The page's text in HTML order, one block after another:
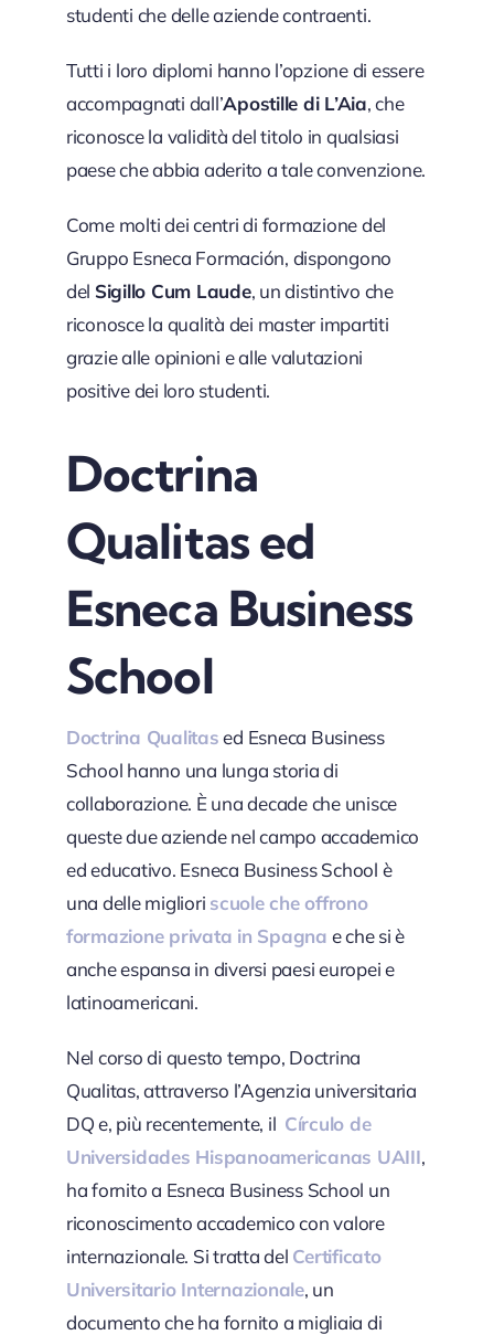
studenti che delle aziende contraenti.
Tutti i loro diplomi hanno l’opzione di essere
accompagnati dall’Apostille di L’Aia, che
riconosce la validità del titolo in qualsiasi
paese che abbia aderito a tale convenzione.
Come molti dei centri di formazione del
Gruppo Esneca Formación, dispongono
del Sigillo Cum Laude, un distintivo che
riconosce la qualità dei master impartiti
grazie alle opinioni e alle valutazioni
positive dei loro studenti.
Doctrina
Qualitas ed
Esneca Business
School
Doctrina Qualitased Esneca Business
School hanno una lunga storia di
collaborazione. È una decade che unisce
queste due aziende nel campo accademico
ed educativo. Esneca Business School è
una delle migliori scuole che offrono
formazione privata in Spagna e che si è
anche espansa in diversi paesi europei e
latinoamericani.
Nel corso di questo tempo, Doctrina
Qualitas, attraverso l’Agenzia universitaria
DQ e, più recentemente, il Círculo de
Universidades Hispanoamericanas UAIII,
ha fornito a Esneca Business School un
riconoscimento accademico con valore
internazionale. Si tratta del Certificato
Universitario Internazionale, un
documento che ha fornito a migliaia di